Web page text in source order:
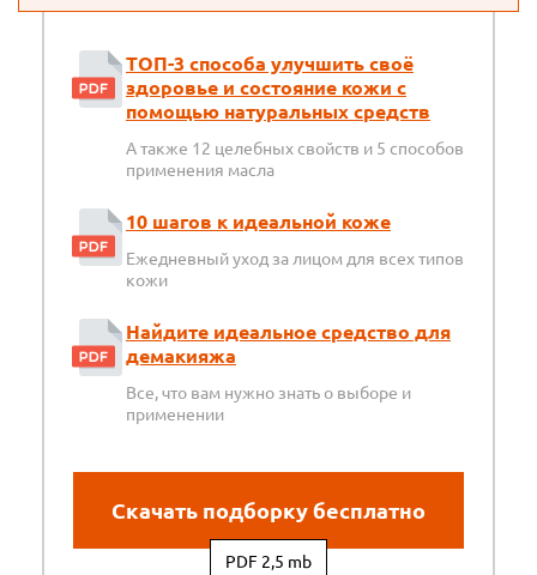
ТОП-3 способа улучшить своё
здоровье и состояние кожи с
помощью натуральных средств
А также 12 целебных свойств и 5 способов
применения масла
10 шагов к идеальной коже
Ежедневный уход за лицом для всех типов
кожи
Найдите идеальное средство для
демакияжа
Все, что вам нужно знать о выборе и
применении
Скачать подборку бесплатно
PDF 2,5 mb